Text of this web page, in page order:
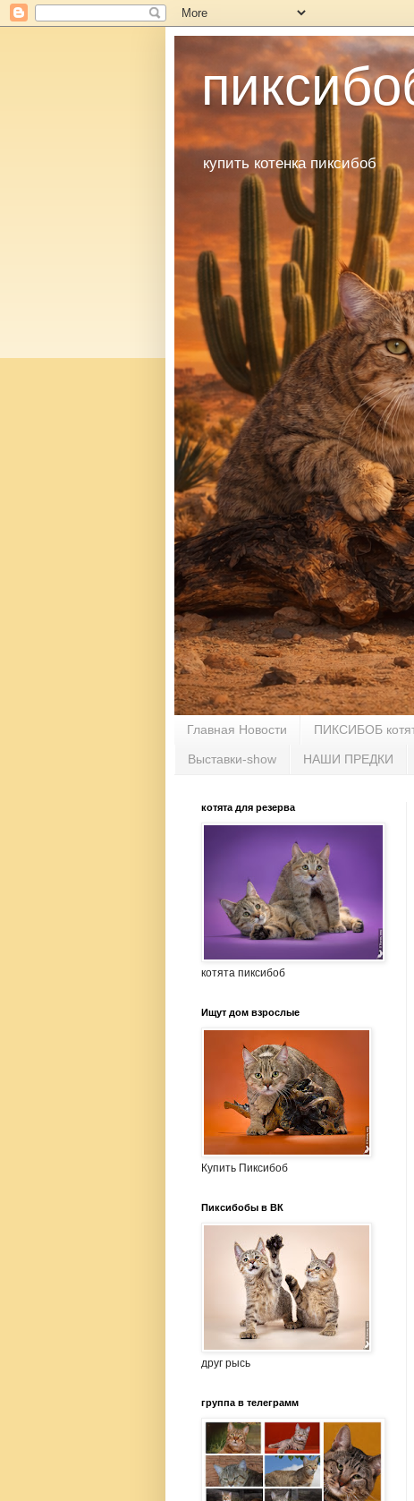
купить котенка пиксибоб
Главная Новости ПИКСИБОБ
Выставки-show НАШИ ПРЕДКИ
котята для резерва
котята пиксибоб
Ищут дом взрослые
Купить Пиксибоб
Пиксибобы в ВК
друг рысь
группа в телеграмм